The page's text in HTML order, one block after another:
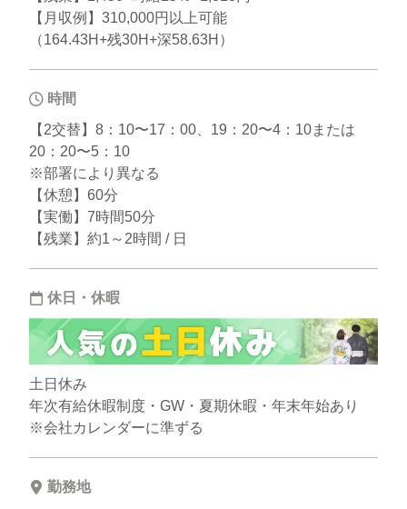
【月収例】310,000円以上可能
（164.43H+残30H+深58.63H）
時間
【2交替】8：10〜17：00、19：20〜4：10または
20：20〜5：10
※部署により異なる
【休憩】60分
【実働】7時間50分
【残業】約1～2時間 / 日
休日・休暇
土日休み
年次有給休暇制度・GW・夏期休暇・年末年始あり
※会社カレンダーに準ずる
勤務地